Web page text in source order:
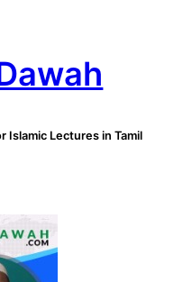
Islamic Lectures in Tamil